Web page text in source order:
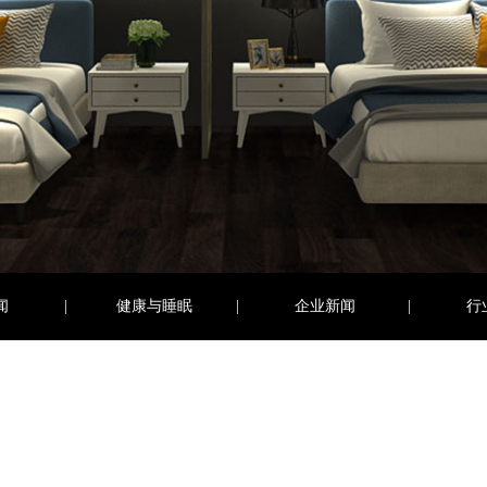
| 健康与睡眠 | 企业新闻 | 行